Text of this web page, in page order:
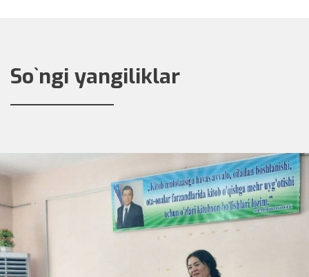
So`ngi yangiliklar